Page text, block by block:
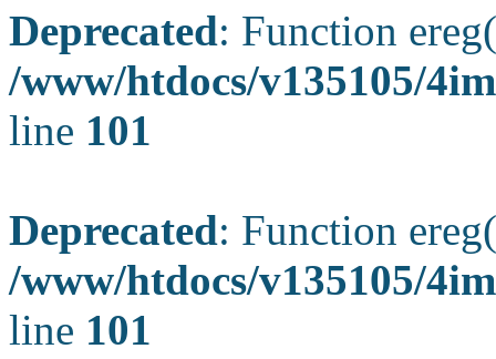
Deprecated: Function
/www/htdocs/v135105/
line 101
Deprecated: Function
/www/htdocs/v135105/
line 101